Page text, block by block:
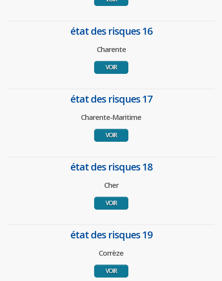
état des risques 16
Charente
VOIR
état des risques 17
Charente-Maritime
VOIR
état des risques 18
Cher
VOIR
état des risques 19
Corrèze
VOIR